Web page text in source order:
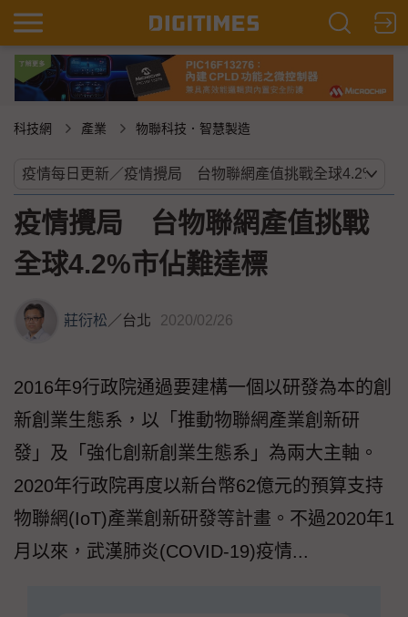
科技網 產業 物聯科技．智慧製造
疫情攪局 台物聯網產值挑戰
全球4.2%市佔難達標
莊衍松／台北 2020/02/26
2016年9行政院通過要建構一個以研發為本的創
新創業生態系，以「推動物聯網產業創新研
發」及「強化創新創業生態系」為兩大主軸。
2020年行政院再度以新台幣62億元的預算支持
物聯網(IoT)產業創新研發等計畫。不過2020年1
月以來，武漢肺炎(COVID-19)疫情...